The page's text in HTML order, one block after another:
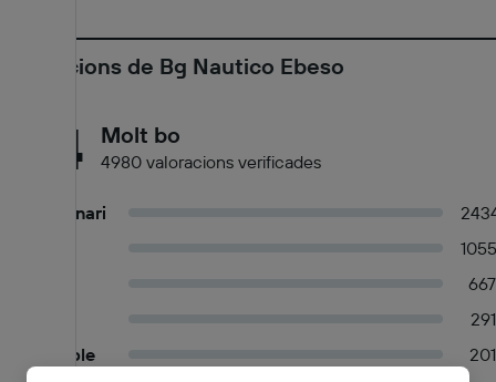
Valoracions de Bg Nautico Ebeso
8,4 Molt bo
4980 valoracions verificades
Extraordinari
1055
667
291
Acceptable
201